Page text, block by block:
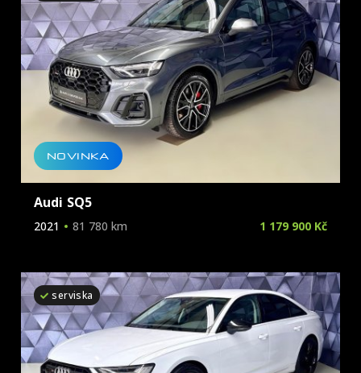
NOVINKA
Audi SQ5
2021 81 780 km 1 179 900 Kč
serviska